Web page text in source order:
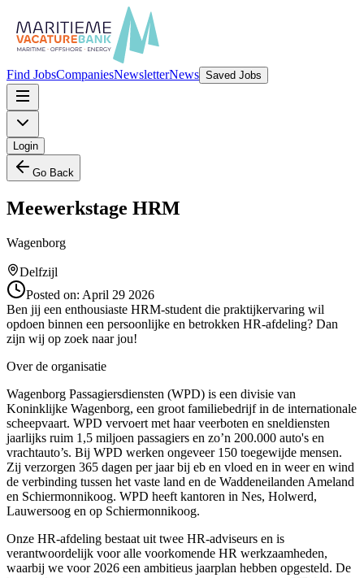
Find JobsCompaniesNewsletterNews Saved Jobs
Login
Go Back
Meewerkstage HRM
Wagenborg
Delfzijl
Posted on: April 29 2026
Ben jij een enthousiaste HRM-student die praktijkervaring wil
opdoen binnen een persoonlijke en betrokken HR-afdeling? Dan
zijn wij op zoek naar jou!
Over de organisatie
Wagenborg Passagiersdiensten (WPD) is een divisie van
Koninklijke Wagenborg, een groot familiebedrijf in de internationale
scheepvaart. WPD vervoert met haar veerboten en sneldiensten
jaarlijks ruim 1,5 miljoen passagiers en zo’n 200.000 auto's en
vrachtauto’s. Bij WPD werken ongeveer 150 toegewijde mensen.
Zij verzorgen 365 dagen per jaar bij eb en vloed en in weer en wind
de verbinding tussen het vaste land en de Waddeneilanden Ameland
en Schiermonnikoog. WPD heeft kantoren in Nes, Holwerd,
Lauwersoog en op Schiermonnikoog.
Onze HR-afdeling bestaat uit twee HR-adviseurs en is
verantwoordelijk voor alle voorkomende HR werkzaamheden,
waarbij we voor 2026 een ambitieus jaarplan hebben opgesteld. De